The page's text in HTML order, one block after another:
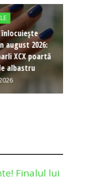
înlocuiește
august 2026:
XCX poartă
albastru
Finalul lui